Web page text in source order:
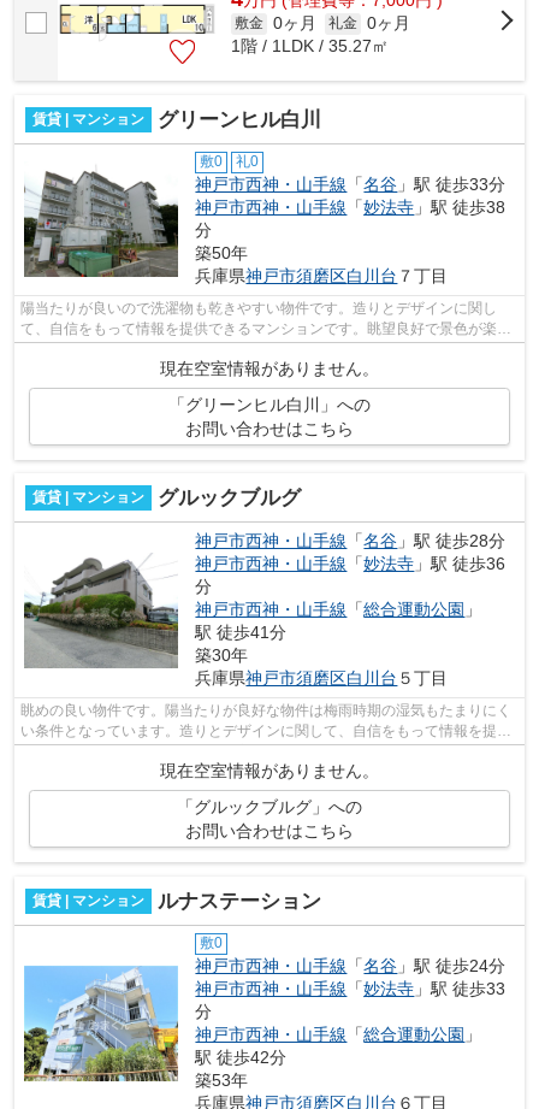
敷金 0ヶ月 礼金 0ヶ月
1階 / 1LDK / 35.27㎡
賃貸 | マンション グリーンヒル白川
敷0 礼0
神戸市西神・山手線 「名谷 」駅 徒歩33分
神戸市西神・山手線 「妙法寺 」駅 徒歩38
分
築50年
兵庫県神戸市須磨区白川台 ７丁目
陽当たりが良いので洗濯物も乾きやすい物件です。造りとデザインに関し
て、自信をもって情報を提供できるマンションです。眺望良好で景色が楽し
めます。小総には、地域に詳しく経験豊...
現在空室情報がありません。
「グリーンヒル白川」への
お問い合わせはこちら
賃貸 | マンション グルックブルグ
神戸市西神・山手線 「名谷 」駅 徒歩28分
神戸市西神・山手線 「妙法寺 」駅 徒歩36
分
神戸市西神・山手線 「総合運動公園 」
駅 徒歩41分
築30年
兵庫県神戸市須磨区白川台 ５丁目
眺めの良い物件です。陽当たりが良好な物件は梅雨時期の湿気もたまりにく
い条件となっています。造りとデザインに関して、自信をもって情報を提供
現在空室情報がありません。
「グルックブルグ」への
お問い合わせはこちら
賃貸 | マンション ルナステーション
敷0
神戸市西神・山手線 「名谷 」駅 徒歩24分
神戸市西神・山手線 「妙法寺 」駅 徒歩33
分
神戸市西神・山手線 「総合運動公園 」
駅 徒歩42分
築53年
兵庫県神戸市須磨区白川台 ６丁目